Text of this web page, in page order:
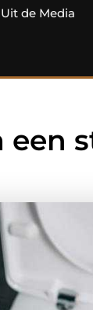
Uit de Media
een